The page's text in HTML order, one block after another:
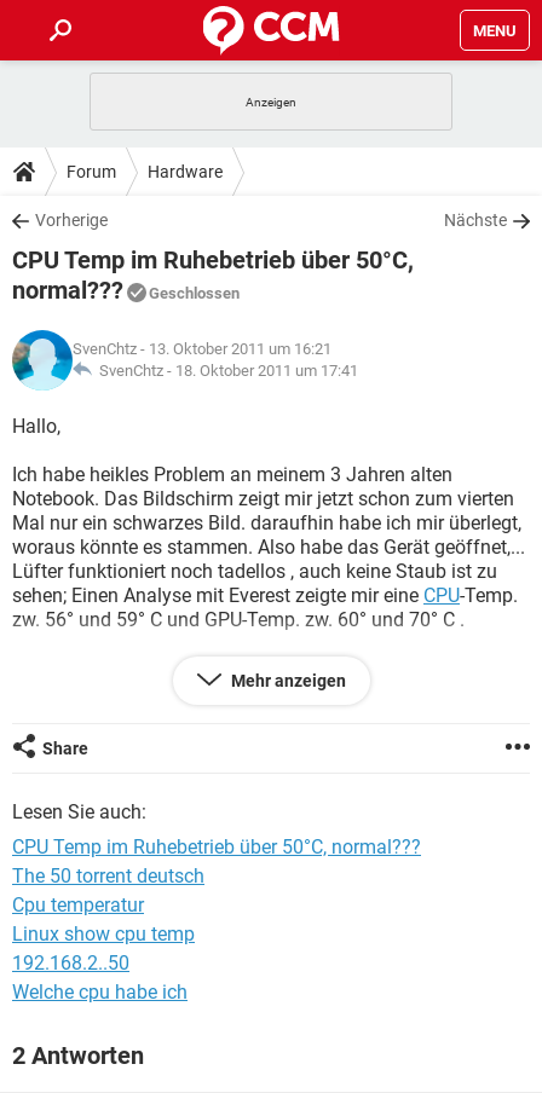
MENU
ANDROID
WINDOWS 10
WHATSAPP TIKTOK
FACEBOOK
TIPPS & TRICKS
SPIELE
WINDOWS 10
FACEBOOK HARDWARE
DOWNLOADS
SPIELE STREAMING
ANDROID
WINDOWS 10 INSTAGRAM
WHATSAPP
FACEBOOK
ANDROID IOS
FACEBOOK HARDWARE
LEXIKON
SPIELE
ANDROID
WINDOWS 10 INSTAGRAM
WHATSAPP TIKTOK
FACEBOOK HARDWARE
Forum Hardware
Vorherige Nächste
CPU Temp im Ruhebetrieb über 50°C,
normal???
Geschlossen
SvenChtz - 13. Oktober 2011 um 16:21
SvenChtz - 18. Oktober 2011 um 17:41
Hallo,
Ich habe heikles Problem an meinem 3 Jahren alten
Notebook. Das Bildschirm zeigt mir jetzt schon zum vierten
Mal nur ein schwarzes Bild. daraufhin habe ich mir überlegt,
woraus könnte es stammen. Also habe das Gerät geöffnet,...
Lüfter funktioniert noch tadellos , auch keine Staub ist zu
sehen; Einen Analyse mit Everest zeigte mir eine CPU-Temp.
zw. 56° und 59° C und GPU-Temp. zw. 60° und 70° C .
Ich frage mich also woher konnte dieses Problem kommen
und ob die Temperaturen normal wären?
Für eure Hilfe bin ich sehr dankbar
Mehr anzeigen
Share
Lesen Sie auch:
CPU Temp im Ruhebetrieb über 50°C, normal???
The 50 torrent deutsch
Cpu temperatur
Linux show cpu temp
192.168.2..50
Welche cpu habe ich
2 Antworten